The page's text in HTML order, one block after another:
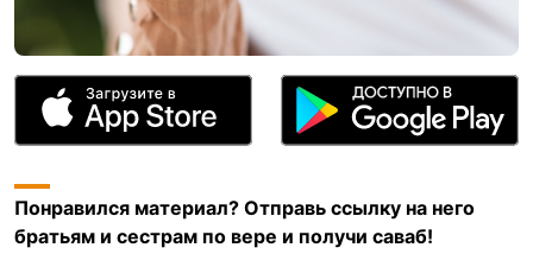
Понравился материал? Отправь ссылку на него
братьям и сестрам по вере и получи саваб!